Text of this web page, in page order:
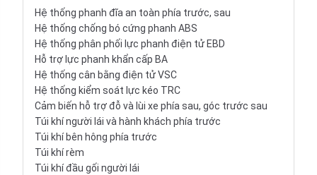
Hệ thống phanh đĩa an toàn phía trước, sau
Hệ thống chống bó cứng phanh ABS
Hệ thống phân phối lực phanh điện tử EBD
Hỗ trợ lực phanh khẩn cấp BA
Hệ thống cân bằng điện tử VSC
Hệ thống kiểm soát lực kéo TRC
Cảm biến hỗ trợ đỗ và lùi xe phía sau, góc trước sau
Túi khí người lái và hành khách phía trước
Túi khí bên hông phía trước
Túi khí rèm
Túi khí đầu gối người lái